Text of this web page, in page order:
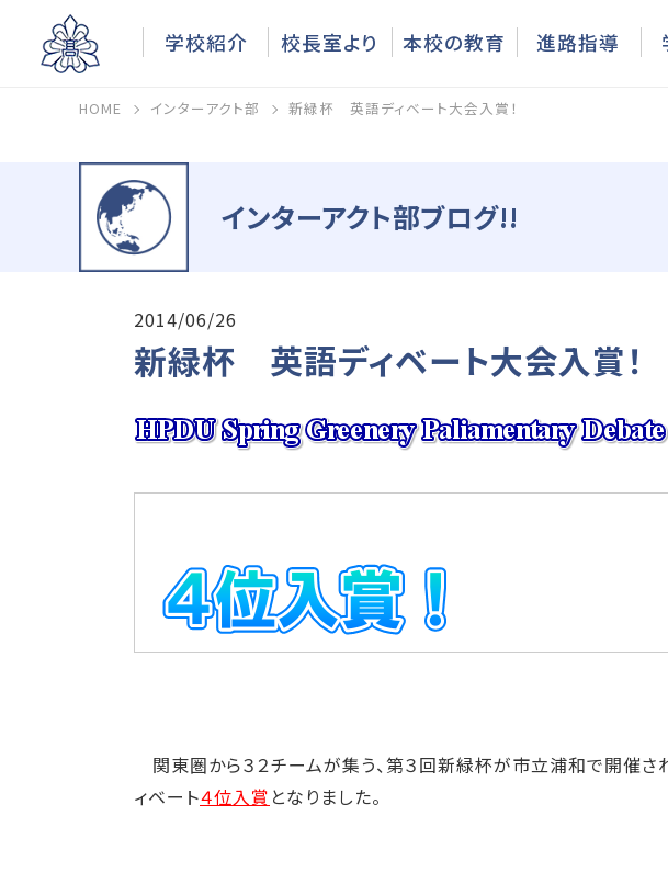
HOME インターアクト部 新緑杯 英語ディベート大会入賞！
インターアクト部ブログ!!
2014/06/26
新緑杯 英語ディベート大会入賞！
関東圏から３２チームが集う、第３回新緑杯が市立浦和で開催
ィベート４位入賞 となりました。
学校紹介 校長室より 本校の教育 進路指導